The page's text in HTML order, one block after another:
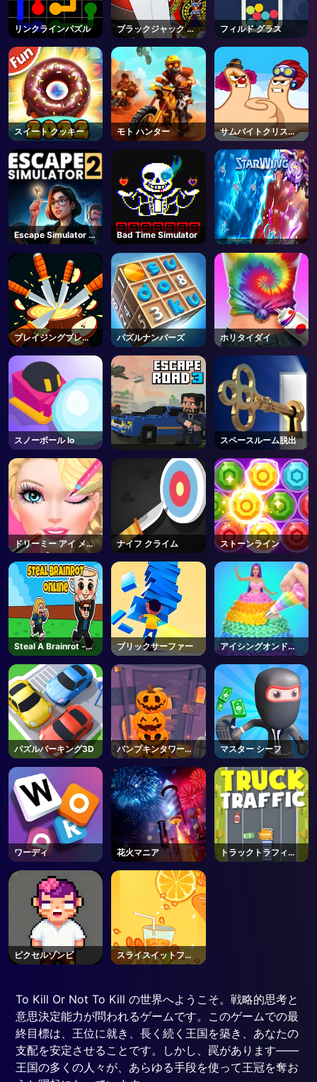
リンクラインパズル
ブラックジャック キ
ング
フィルド グラス
スイート クッキー モト ハンター
サムバイトクリスマ
ス
Escape Simulator 2
- Steam
Bad Time Simulator
ブレイジングブレー
ド
パズルナンバーズ ホリタイダイ
スノーボール Io スペースルーム脱出
ドリーミー アイ メイ
クアップ
ナイフ クライム ストーンライン
Steal A Brainrot -
Unblocked Online
Games
ブリックサーファー
アイシングオンドー
ルケーキ
パズルパーキング3D
パンプキンタワーハ
ロウィン
マスター シーフ
ワーディ 花火マニア
トラックトラフィッ
ク
ピクセルゾンビ
スライスイットフェ
ア
To Kill Or Not To Kill の世界へようこそ。戦略的思考と
意思決定能力が問われるゲームです。このゲームでの最
終目標は、王位に就き、長く続く王国を築き、あなたの
支配を安定させることです。しかし、罠があります――
王国の多くの人々が、あらゆる手段を使って王冠を奪お